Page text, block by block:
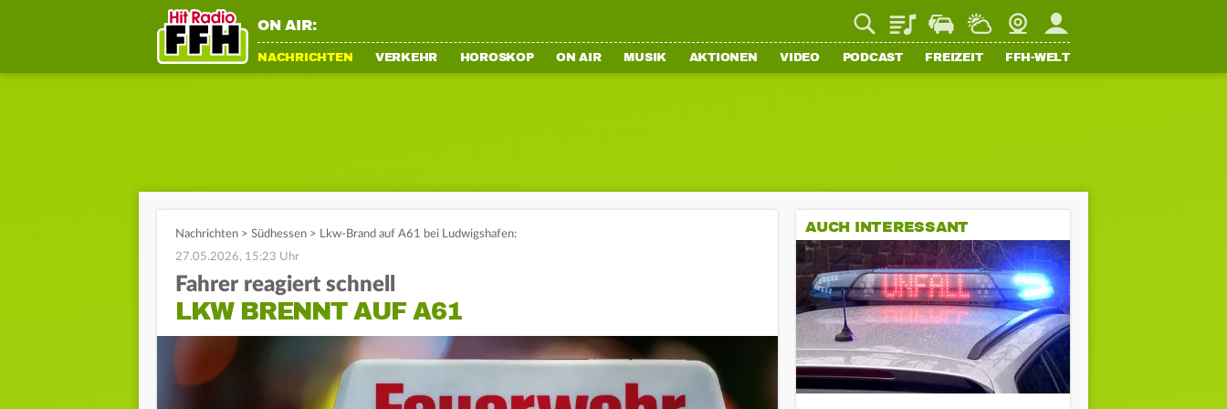
ON AIR: PlaylistStaupilotWetterWebcamMein FFH
NACHRICHTEN VERKEHR HOROSKOP ON AIR MUSIK AKTIONEN VIDEO PODCAST FREIZEIT FFH-WELT
Nachrichten > Südhessen > Lkw-Brand auf A61 bei Ludwigshafen:
27.05.2026, 15:23 Uhr
Fahrer reagiert schnell
LKW BRENNT AUF A61
AUCH INTERESSANT